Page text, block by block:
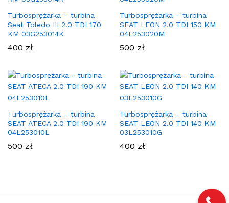
Turbosprężarka – turbina
Seat Toledo III 2.0 TDI 170
KM 03G253014K
400 zł
Turbosprężarka – turbina
SEAT LEON 2.0 TDI 150 KM
04L253020M
500 zł
Turbosprężarka – turbina
SEAT ATECA 2.0 TDI 190 KM
04L253010L
500 zł
Turbosprężarka – turbina
SEAT LEON 2.0 TDI 140 KM
03L253010G
400 zł